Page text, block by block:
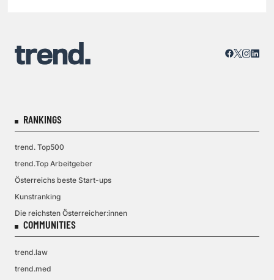
RANKINGS
trend. Top500
trend.Top Arbeitgeber
Österreichs beste Start-ups
Kunstranking
Die reichsten Österreicher:innen
COMMUNITIES
trend.law
trend.med